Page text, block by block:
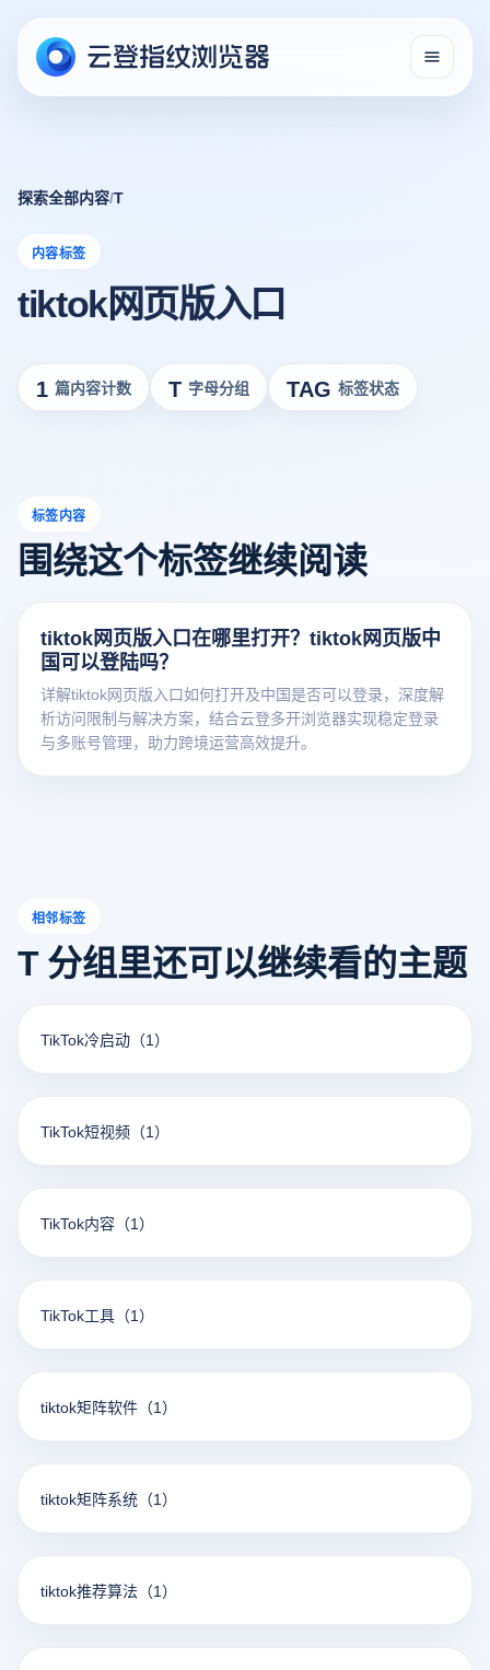
探索全部内容/T
内容标签
tiktok网页版入口
1 篇内容计数 T 字母分组 TAG 标签状态
标签内容
围绕这个标签继续阅读
tiktok网页版入口在哪里打开？tiktok网页版中
国可以登陆吗？
详解tiktok网页版入口如何打开及中国是否可以登录，深度解
析访问限制与解决方案，结合云登多开浏览器实现稳定登录
与多账号管理，助力跨境运营高效提升。
相邻标签
T 分组里还可以继续看的主题
TikTok冷启动 （1）
TikTok短视频 （1）
TikTok内容 （1）
TikTok工具 （1）
tiktok矩阵软件 （1）
tiktok矩阵系统 （1）
tiktok推荐算法 （1）